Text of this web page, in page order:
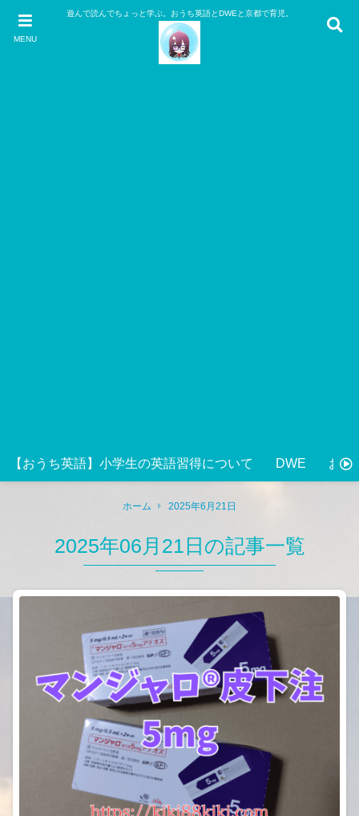
MENU
遊んで読んでちょっと学ぶ。おうち英語とDWEと京都で育児。
【おうち英語】小学生の英語習得について DWE おう
ホーム 2025年6月21日
2025年06月21日の記事一覧